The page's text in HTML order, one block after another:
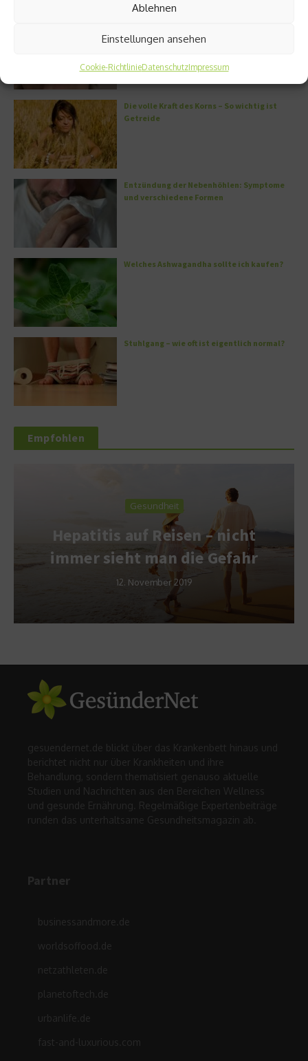
Ablehnen
Einstellungen ansehen
Cookie-RichtlinieDatenschutzImpressum
Problem mit dem Gedächtnis
Die volle Kraft des Korns – So wichtig ist
Getreide
Entzündung der Nebenhöhlen: Symptome
und verschiedene Formen
Welches Ashwagandha sollte ich kaufen?
Stuhlgang – wie oft ist eigentlich normal?
Empfohlen
Gesundheit
Hepatitis auf Reisen – nicht
immer sieht man die Gefahr
12. November 2019
gesuendernet.de blickt über das Krankenbett hinaus und
berichtet nicht nur über Krankheiten und ihre
Behandlung, sondern thematisiert genauso aktuelle
Studien und Nachrichten aus den Bereichen Wellness
und gesunde Ernährung. Regelmäßige Expertenbeiträge
runden das unterhaltsame Gesundheitsmagazin ab.
Partner
businessandmore.de
worldsoffood.de
netzathleten.de
planetoftech.de
urbanlife.de
fast-and-luxurious.com